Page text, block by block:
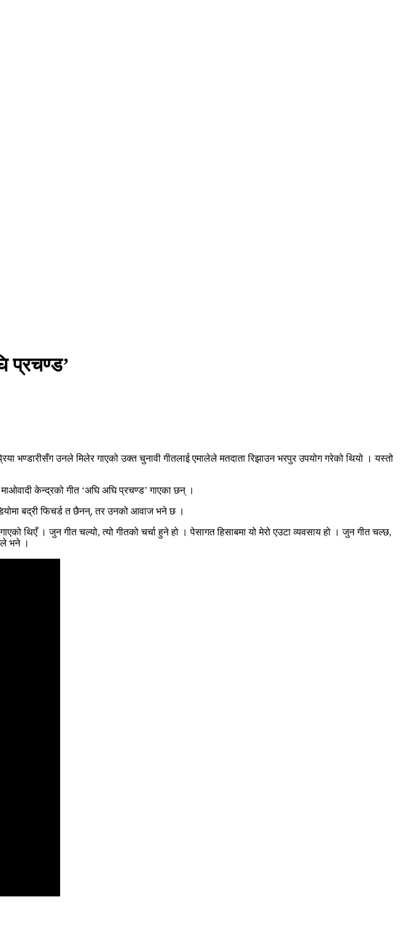
प्रचण्ड’
भण्डारीसँग उनले मिलेर गाएको उक्त चुनावी गीतलाई एमालेले मतदाता रिझाउन भरपुर उपयोग गरेको थियो । यस्तो
केन्द्रको गीत ‘अघि अघि प्रचण्ड’ गाएका छन् ।
बद्री फिचर्ड त छैनन्, तर उनको आवाज भने छ ।
थिएँ । जुन गीत चल्यो, त्यो गीतको चर्चा हुने हो । पेसागत हिसाबमा यो मेरो एउटा व्यवसाय हो । जुन गीत चल्छ,
भने ।